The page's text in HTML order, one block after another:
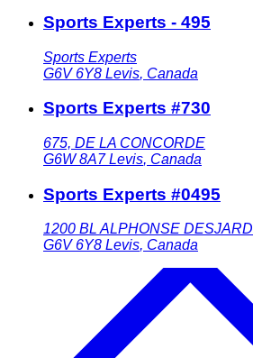
Sports Experts - 495
Sports Experts
G6V 6Y8 Levis, Canada
Sports Experts #730
675, DE LA CONCORDE
G6W 8A7 Levis, Canada
Sports Experts #0495
1200 BL ALPHONSE DESJARD
G6V 6Y8 Levis, Canada